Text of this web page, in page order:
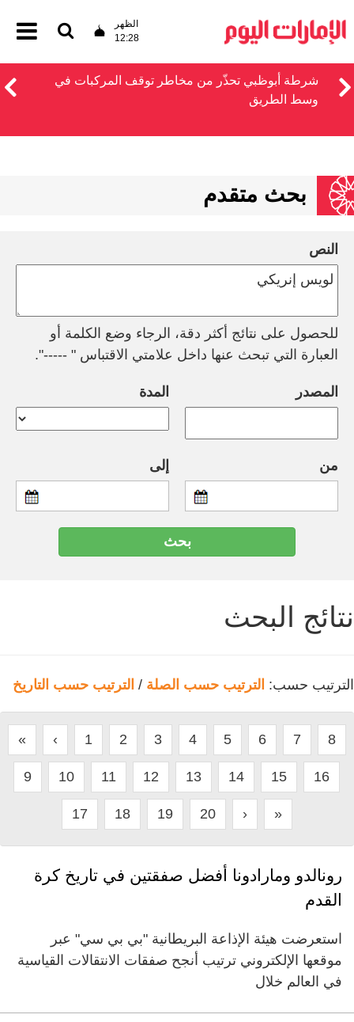
الظهر
12:28
شرطة أبوظبي تحذّر من مخاطر توقف المركبات في
وسط الطريق
بحث متقدم
النص
للحصول على نتائج أكثر دقة، الرجاء وضع الكلمة أو
العبارة التي تبحث عنها داخل علامتي الاقتباس " -----".
المصدر المدة
من إلى
نتائج البحث
الترتيب حسب: الترتيب حسب الصلة / الترتيب حسب التاريخ
« ‹ 1 2 3 4 5 6 7 8
9 10 11 12 13 14 15 16
17 18 19 20 › »
رونالدو ومارادونا أفضل صفقتين في تاريخ كرة
القدم
استعرضت هيئة الإذاعة البريطانية "بي بي سي" عبر
موقعها الإلكتروني ترتيب أنجح صفقات الانتقالات القياسية
في العالم خلال